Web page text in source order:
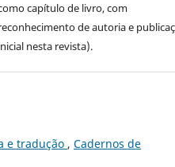
capítulo de livro, com
de autoria e
nesta revista).
e tradução , Cadernos de